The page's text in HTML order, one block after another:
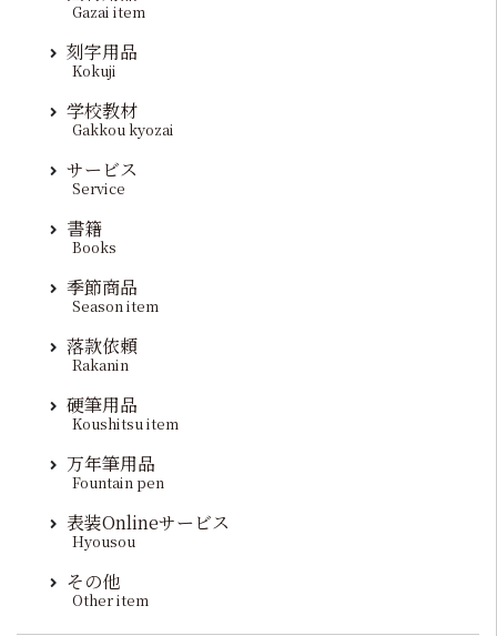
Gazai item
刻字用品
Kokuji
学校教材
Gakkou kyozai
サービス
Service
書籍
Books
季節商品
Season item
落款依頼
Rakanin
硬筆用品
Koushitsu item
万年筆用品
Fountain pen
表装Onlineサービス
Hyousou
その他
Other item